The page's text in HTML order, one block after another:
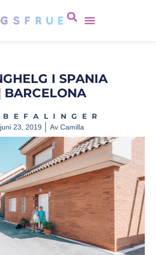
I SPANIA
BARCELONA
juni 23, 2019 AvCamilla